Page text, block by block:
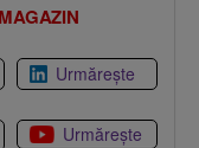
Urmărește
Urmărește